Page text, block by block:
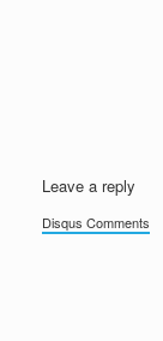
Leave a reply
Disqus Comments